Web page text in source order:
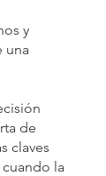
y
una
de
claves
la